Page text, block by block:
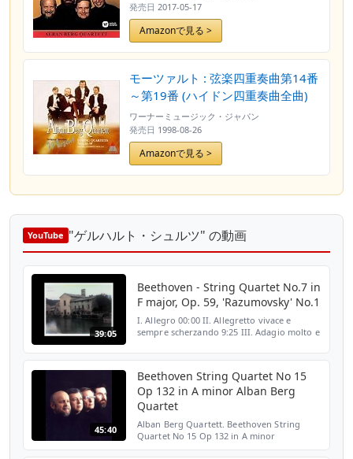
発売日 2017-05-17
Amazonで見る >
モーツァルト : 弦楽四重奏曲第14番
～第19番 (ハイドン四重奏曲全曲)
ワーナーミュージック・ジャパン
発売日 1998-08-26
Amazonで見る >
YouTube "ゲルハルト・シュルツ" の動画
39:05
Beethoven - String Quartet No.7 in
F major, Op. 59, 'Razumovsky' No.1
I. Allegro 00:00 II. Allegretto vivace e
sempre scherzando 9:25 III. Adagio molto e
45:40
Beethoven String Quartet No 15
Op 132 in A minor Alban Berg
Quartet
Alban Berg Quartett. Beethoven String
Quartet No 15 Op 132 in A minor